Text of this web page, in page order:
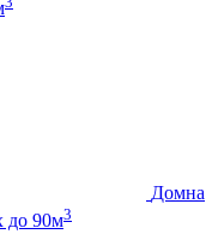
Домна
до 90м3